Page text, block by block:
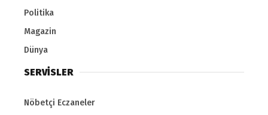
Politika
Magazin
Dünya
SERVİSLER
Nöbetçi Eczaneler